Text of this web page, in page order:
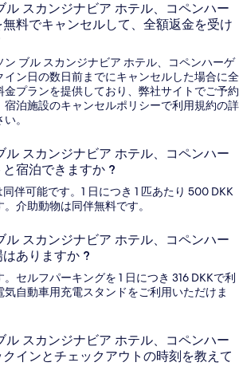
ル スカンジナビア ホテル、コペンハー
料でキャンセルして、全額返金を受け
ン ブル スカンジナビア ホテル、コペンハーゲ
イン日の数日前までにキャンセルした場合に全
金プランを提供しており、弊社サイトでご予約
宿泊施設のキャンセルポリシーで利用規約の詳
。
ル スカンジナビア ホテル、コペンハー
宿泊できますか ?
伴可能です。1 日につき 1 匹あたり 500 DKK
介助動物は同伴無料です。
ル スカンジナビア ホテル、コペンハー
ありますか ?
セルフパーキングを 1 日につき 316 DKKで利
気自動車用充電スタンドをご利用いただけま
ル スカンジナビア ホテル、コペンハー
インとチェックアウトの時刻を教えて